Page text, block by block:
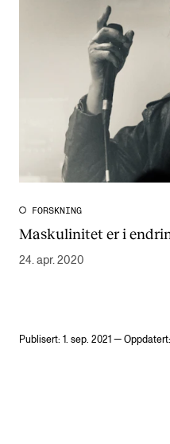
FORSKNING
Maskulinitet er i
24. apr. 2020
Publisert: 1. sep. 2021 —